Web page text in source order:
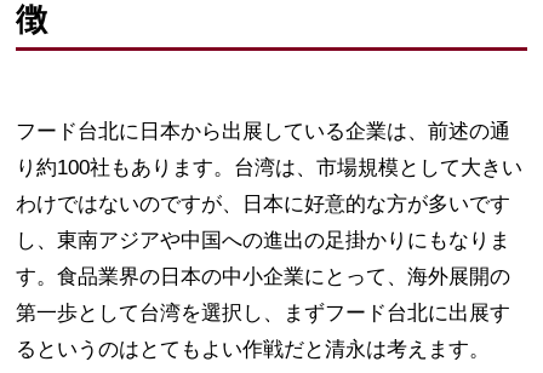
徴
フード台北に日本から出展している企業は、前述の通
り約100社もあります。台湾は、市場規模として大きい
わけではないのですが、日本に好意的な方が多いです
し、東南アジアや中国への進出の足掛かりにもなりま
す。食品業界の日本の中小企業にとって、海外展開の
第一歩として台湾を選択し、まずフード台北に出展す
るというのはとてもよい作戦だと清永は考えます。